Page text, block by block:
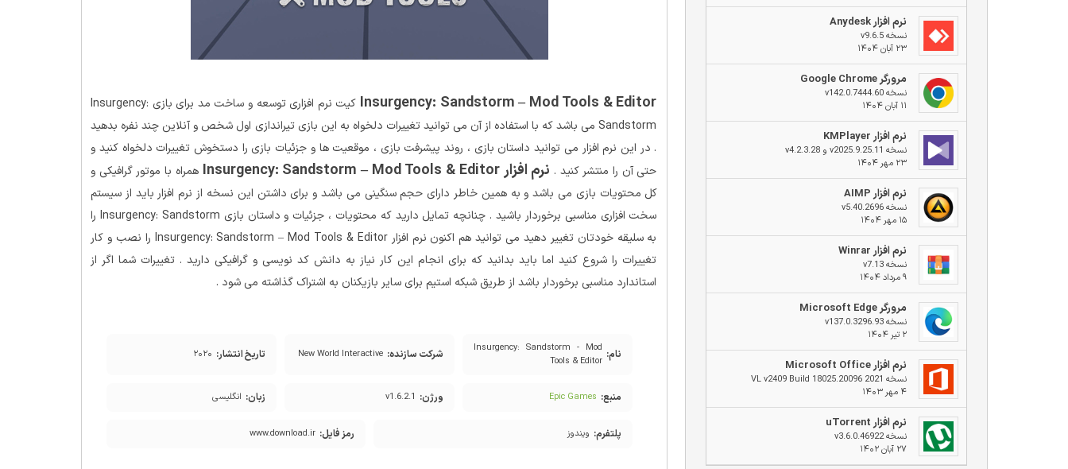
نرم افزار Anydesk
نسخه v9.6.5
۲۳ آبان ۱۴۰۴
مرورگر Google Chrome
نسخه v142.0.7444.60
۱۱ آبان ۱۴۰۴
نرم افزار KMPlayer
نسخه v2025.9.25.11 و v4.2.3.28
۲۳ مهر ۱۴۰۴
نرم افزار AIMP
نسخه v5.40.2696
۱۵ مهر ۱۴۰۴
نرم افزار Winrar
نسخه v7.13
۹ مرداد ۱۴۰۴
مرورگر Microsoft Edge
نسخه v137.0.3296.93
۲ تیر ۱۴۰۴
نرم افزار Microsoft Office
نسخه 2021 VL v2409 Build 18025.20096
۴ مهر ۱۴۰۳
نرم افزار uTorrent
نسخه v3.6.0.46922
۲۷ آبان ۱۴۰۲
Insurgency: Sandstorm – Mod Tools & Editor
کیت نرم افزاری توسعه و ساخت مد برای بازی Insurgency:
Sandstorm می باشد که با استفاده از آن می توانید تغییرات دلخواه به این بازی تیراندازی اول شخص و آنلاین چند نفره بدهید
. در این نرم افزار می توانید داستان بازی ، روند پیشرفت بازی ، موقعیت ها و جزئیات بازی را دستخوش تغییرات دلخواه کنید و
حتی آن را منتشر کنید . نرم افزار Insurgency: Sandstorm – Mod Tools & Editor
همراه با موتور گرافیکی و
کل محتویات بازی می باشد و به همین خاطر دارای حجم سنگینی می باشد و برای داشتن این نسخه از نرم افزار باید از سیستم
سخت افزاری مناسبی برخوردار باشید . چنانچه تمایل دارید که محتویات ، جزئیات و داستان بازی Insurgency: Sandstorm را
به سلیقه خودتان تغییر دهید می توانید هم اکنون نرم افزار Insurgency: Sandstorm – Mod Tools & Editor را نصب و کار
تغییرات را شروع کنید اما باید بدانید که برای انجام این کار نیاز به دانش کد نویسی و گرافیکی دارید . تغییرات شما اگر از
استاندارد مناسبی برخوردار باشد از طریق شبکه استیم برای سایر بازیکنان به اشتراک گذاشته می شود .
نام: Insurgency: Sandstorm - Mod
Tools & Editor
شرکت سازنده: New World Interactive تاریخ انتشار: ۲۰۲۰
منبع: Epic Games ورژن: v1.6.2.1 زبان: انگلیسی
پلتفرم: ویندوز رمز فایل: www.download.ir